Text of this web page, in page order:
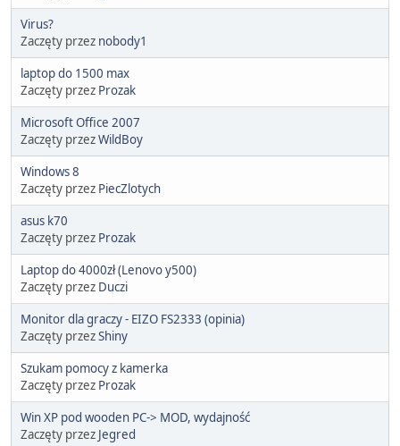
Virus?
Zaczęty przez nobody1
laptop do 1500 max
Zaczęty przez Prozak
Microsoft Office 2007
Zaczęty przezWildBoy
Windows 8
Zaczęty przez PiecZlotych
asus k70
Zaczęty przez Prozak
Laptop do 4000zł (Lenovo y500)
Zaczęty przez Duczi
Monitor dla graczy - EIZO FS2333 (opinia)
Zaczęty przezShiny
Szukam pomocy z kamerka
Zaczęty przez Prozak
Win XP pod wooden PC-> MOD, wydajność
Zaczęty przez Jegred